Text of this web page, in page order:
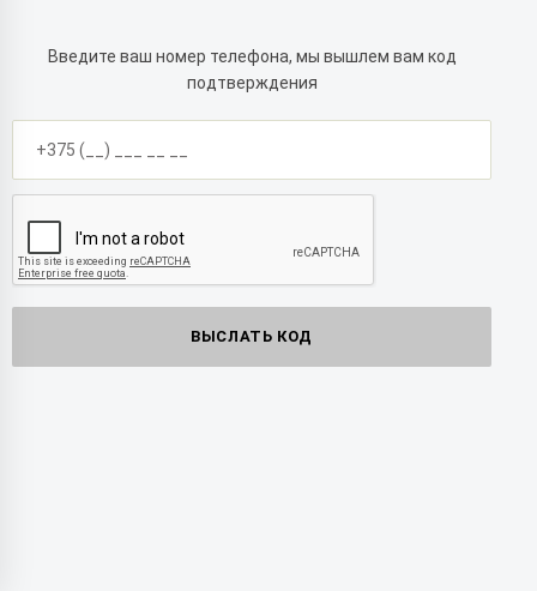
Введите ваш номер телефона, мы вышлем вам код
подтверждения
+375 (__) ___ __ __
ВЫСЛАТЬ КОД